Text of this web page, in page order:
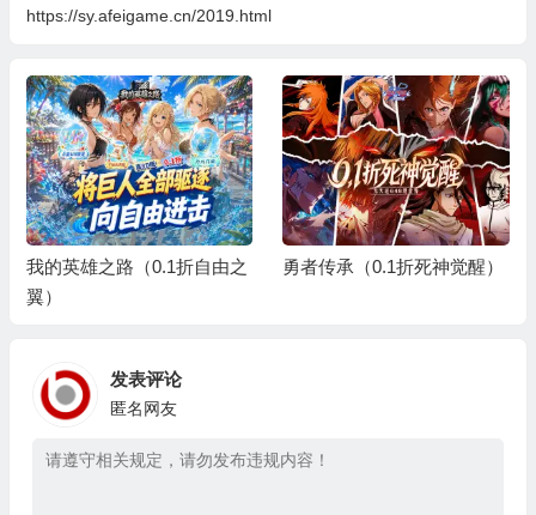
https://sy.afeigame.cn/2019.html
我的英雄之路（0.1折自由之
翼）
勇者传承（0.1折死神觉醒）
发表评论
匿名网友